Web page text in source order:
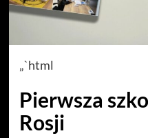
„`html
Pierwsza
Rosji